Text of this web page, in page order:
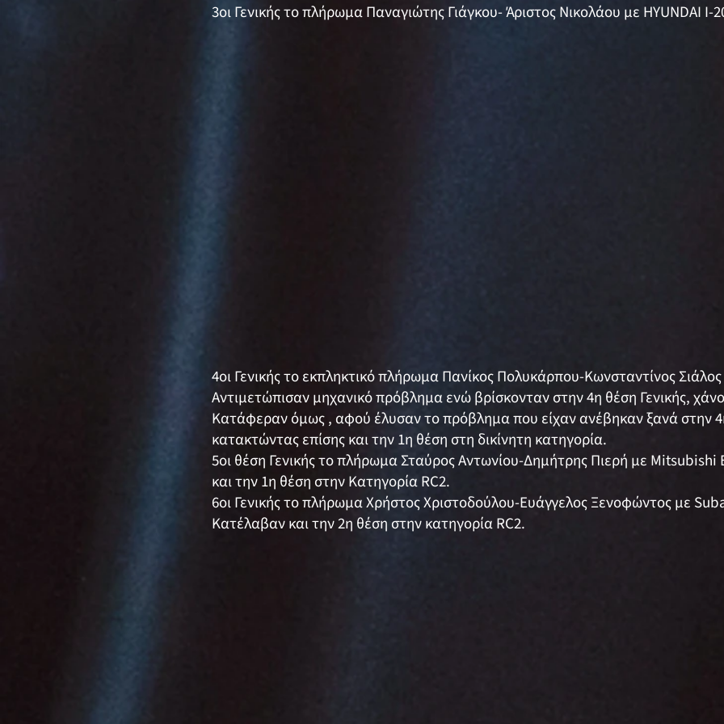
3οι Γενικής το πλήρωμα Παναγιώτης Γιάγκου- Άριστος Νικολάου με HYUNDAI I-
4οι Γενικής το εκπληκτικό πλήρωμα Πανίκος Πολυκάρπου-Κωνσταντίνος
Αντιμετώπισαν μηχανικό πρόβλημα ενώ βρίσκονταν στην 4η θέση Γενικής,
Κατάφεραν όμως , αφού έλυσαν το πρόβλημα που είχαν ανέβηκαν ξανά στην
κατακτώντας επίσης και την 1η θέση στη δικίνητη κατηγορία.
5οι θέση Γενικής το πλήρωμα Σταύρος Αντωνίου-Δημήτρης Πιερή με Mitsubishi
και την 1η θέση στην Κατηγορία RC2.
6οι Γενικής το πλήρωμα Χρήστος Χριστοδούλου-Ευάγγελος Ξενοφώντος με
Κατέλαβαν και την 2η θέση στην κατηγορία RC2.